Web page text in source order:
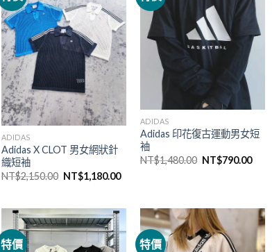
ADIDAS
Adidas X CLOT 男女網狀針
織短袖
NT$2,150.00 NT$1,180.00
ADIDAS
Adidas 印花復古運動男女短
袖
NT$1,480.00 NT$790.00
特價 特價